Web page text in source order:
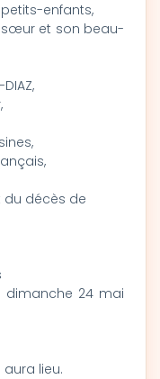
petits-enfants,
sœur et son beau-
du décès de
dimanche 24 mai
lieu.